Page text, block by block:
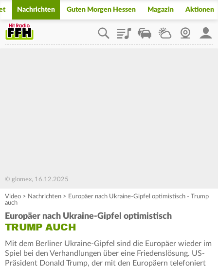
Nachrichten Guten Morgen Hessen Magazin Aktionen
PlaylistStaupilotWetterWebcam
© glomex, 16.12.2025
Video > Nachrichten > Europäer nach Ukraine-Gipfel optimistisch - Trump
auch
Europäer nach Ukraine-Gipfel optimistisch
TRUMP AUCH
Mit dem Berliner Ukraine-Gipfel sind die Europäer wieder im
Spiel bei den Verhandlungen über eine Friedenslösung. US-
Präsident Donald Trump, der mit den Europäern telefoniert